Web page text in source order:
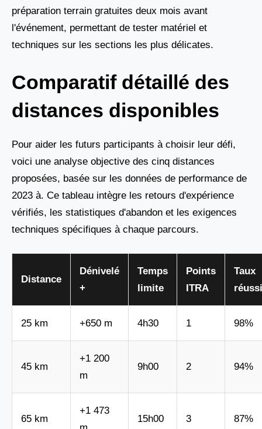
préparation terrain gratuites deux mois avant
l'événement, permettant de tester matériel et
techniques sur les sections les plus délicates.
Comparatif détaillé des
distances disponibles
Pour aider les futurs participants à choisir leur défi,
voici une analyse objective des cinq distances
proposées, basée sur les données de performance de
2023 à. Ce tableau intègre les retours d'expérience
vérifiés, les statistiques d'abandon et les exigences
techniques spécifiques à chaque parcours.
Distance
Dénivelé
+
Temps
limite
Points
ITRA
Taux
25 km +650 m 4h30 1 98%
45 km
+1 200
m
9h00 2 94%
65 km
+1 473
15h00 3 87%